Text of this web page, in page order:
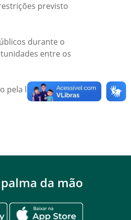
previsto
durante o
entre os
pela legislação
da mão